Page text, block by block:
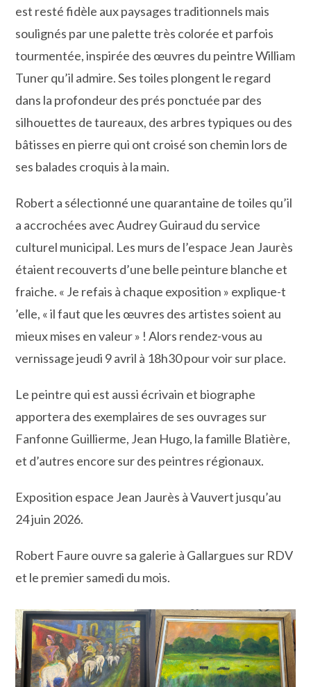
est resté fidèle aux paysages traditionnels mais
soulignés par une palette très colorée et parfois
tourmentée, inspirée des œuvres du peintre William
Tuner qu’il admire. Ses toiles plongent le regard
dans la profondeur des prés ponctuée par des
silhouettes de taureaux, des arbres typiques ou des
bâtisses en pierre qui ont croisé son chemin lors de
ses balades croquis à la main.
Robert a sélectionné une quarantaine de toiles qu’il
a accrochées avec Audrey Guiraud du service
culturel municipal. Les murs de l’espace Jean Jaurès
étaient recouverts d’une belle peinture blanche et
fraiche. « Je refais à chaque exposition » explique-t
’elle, « il faut que les œuvres des artistes soient au
mieux mises en valeur » ! Alors rendez-vous au
vernissage jeudi 9 avril à 18h30 pour voir sur place.
Le peintre qui est aussi écrivain et biographe
apportera des exemplaires de ses ouvrages sur
Fanfonne Guillierme, Jean Hugo, la famille Blatière,
et d’autres encore sur des peintres régionaux.
Exposition espace Jean Jaurès à Vauvert jusqu’au
24 juin 2026.
Robert Faure ouvre sa galerie à Gallargues sur RDV
et le premier samedi du mois.